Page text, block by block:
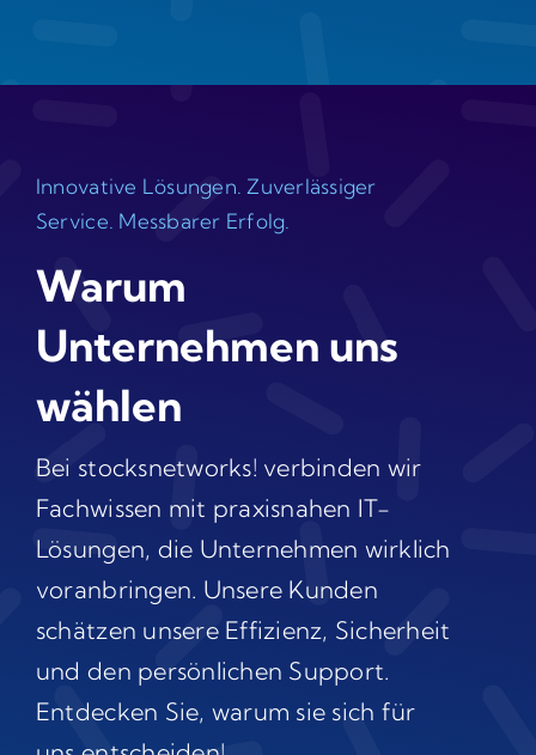
Innovative Lösungen. Zuverlässiger
Service. Messbarer Erfolg.
Warum
Unternehmen uns
wählen
Bei stocksnetworks! verbinden wir
Fachwissen mit praxisnahen IT-
Lösungen, die Unternehmen wirklich
voranbringen. Unsere Kunden
schätzen unsere Effizienz, Sicherheit
und den persönlichen Support.
Entdecken Sie, warum sie sich für